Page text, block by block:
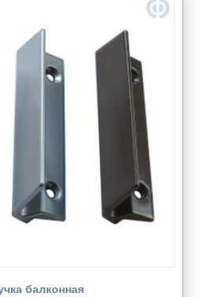
балконная